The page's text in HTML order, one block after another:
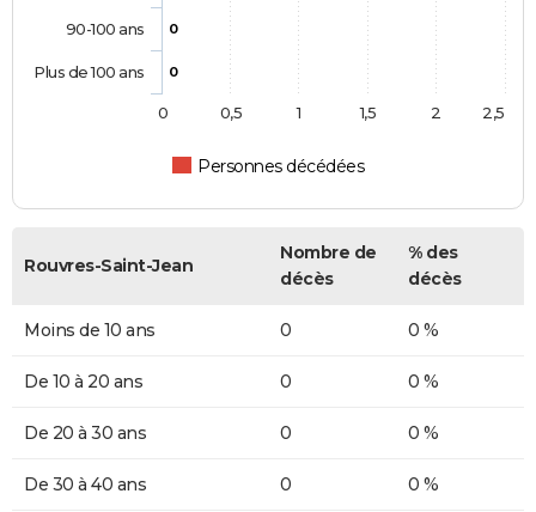
0
0
Personnes décédées
90-100 ans
Plus de 100 ans
0 0,5 1 1,5 2 2,5
Rouvres-Saint-Jean
Nombre de
décès
% des
décès
Moins de 10 ans 0 0 %
De 10 à 20 ans 0 0 %
De 20 à 30 ans 0 0 %
De 30 à 40 ans 0 0 %